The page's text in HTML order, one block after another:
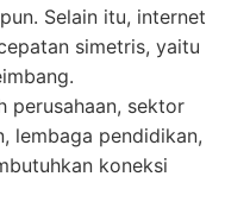
Selain itu, internet
simetris, yaitu
perusahaan, sektor
lembaga pendidikan,
koneksi